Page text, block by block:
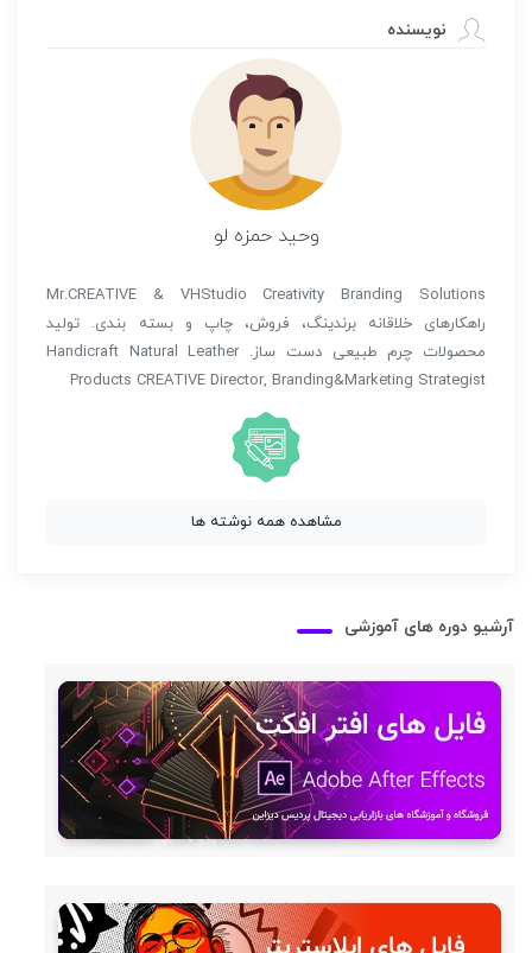
نویسنده
وحید حمزه لو
Mr.CREATIVE & VHStudio Creativity Branding Solutions
راهکارهای خلاقانه برندینگ، فروش، چاپ و بسته بندی. تولید
محصولات چرم طبیعی دست ساز. Handicraft Natural Leather
Products CREATIVE Director, Branding&Marketing Strategist
مشاهده همه نوشته ها
آرشیو دوره های آموزشی